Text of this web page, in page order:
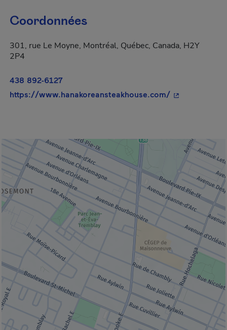
Coordonnées
301, rue Le Moyne, Montréal, Québec, Canada, H2Y
2P4
438 892-6127
https://www.hanakoreansteakhouse.com/- Cet